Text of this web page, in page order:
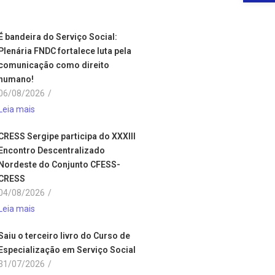
bandeira do Serviço Social:
FNDC fortalece luta pela
como direito
08/2026 /
mais
Sergipe participa do XXXIII
Descentralizado
do Conjunto CFESS-
08/2026 /
mais
o terceiro livro do Curso de
em Serviço Social
07/2026 /